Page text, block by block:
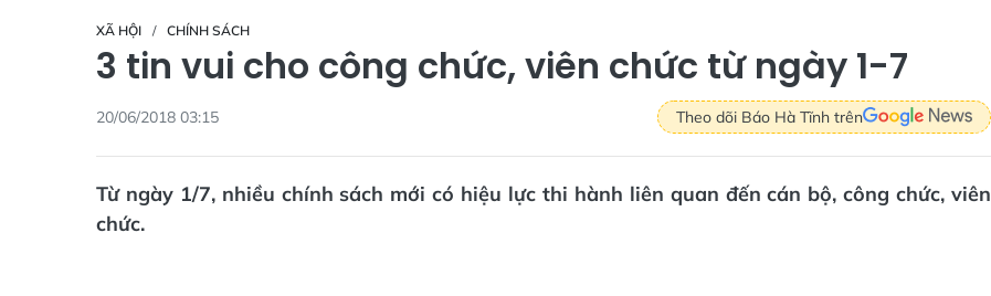
XÃ HỘI CHÍNH SÁCH
3 tin vui cho công chức, viên chức từ ngày 1-7
20/06/2018 03:15 Theo dõi Báo Hà Tĩnh trên
Từ ngày 1/7, nhiều chính sách mới có hiệu lực thi hành liên quan đến cán bộ, công chức, viên
chức.